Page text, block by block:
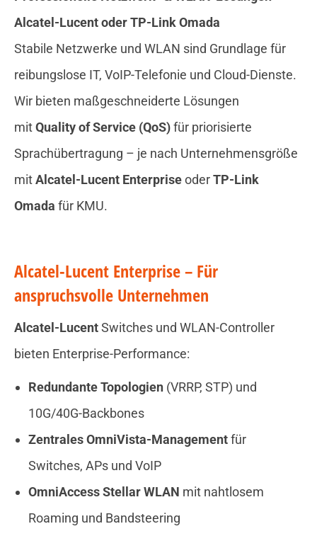
Alcatel-Lucent oder TP-Link Omada
Stabile Netzwerke und WLAN sind Grundlage für
reibungslose IT, VoIP-Telefonie und Cloud-Dienste.
Wir bieten maßgeschneiderte Lösungen
mitQuality of Service (QoS)für priorisierte
Sprachübertragung – je nach Unternehmensgröße
mitAlcatel-Lucent EnterpriseoderTP-Link
Omada für KMU.
Alcatel-Lucent Enterprise – Für
anspruchsvolle Unternehmen
Alcatel-LucentSwitches und WLAN-Controller
bieten Enterprise-Performance:
Redundante Topologien (VRRP, STP) und
10G/40G-Backbones
Zentrales OmniVista-Managementfür
Switches, APs und VoIP
OmniAccess Stellar WLAN mit nahtlosem
Roaming und Bandsteering